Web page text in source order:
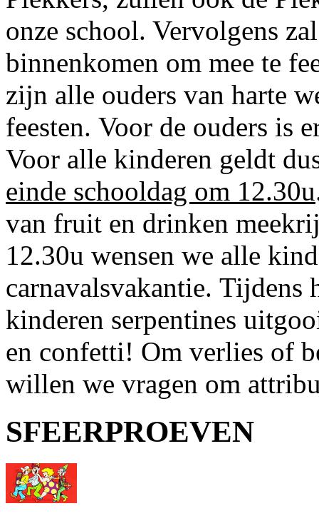
onze school. Vervolgens
binnenkomen om mee te
zijn alle ouders van harte
feesten. Voor de ouders is
Voor alle kinderen geldt
einde schooldag om 12.30u
van fruit en drinken
12.30u wensen we alle
carnavalsvakantie. Tijdens
kinderen serpentines
en confetti! Om verlies of
willen we vragen om
SFEERPROEVEN